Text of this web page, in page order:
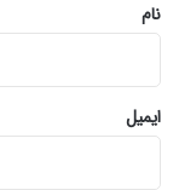
نام
ایمیل